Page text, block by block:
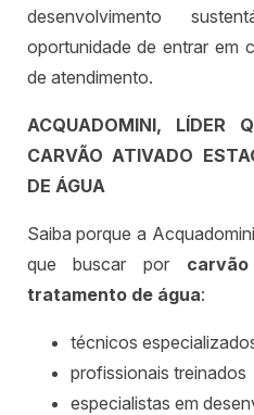
desenvolvimento
oportunidade de entrar em
de atendimento.
ACQUADOMINI, LÍDER
CARVÃO ATIVADO
DE ÁGUA
Saiba porque a
que buscar por
tratamento de água:
técnicos
profissionais treinados
especialistas em